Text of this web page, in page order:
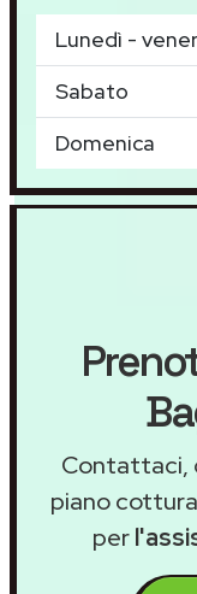
Lunedì -
Sabato
Domenica
Contattaci,
piano
per